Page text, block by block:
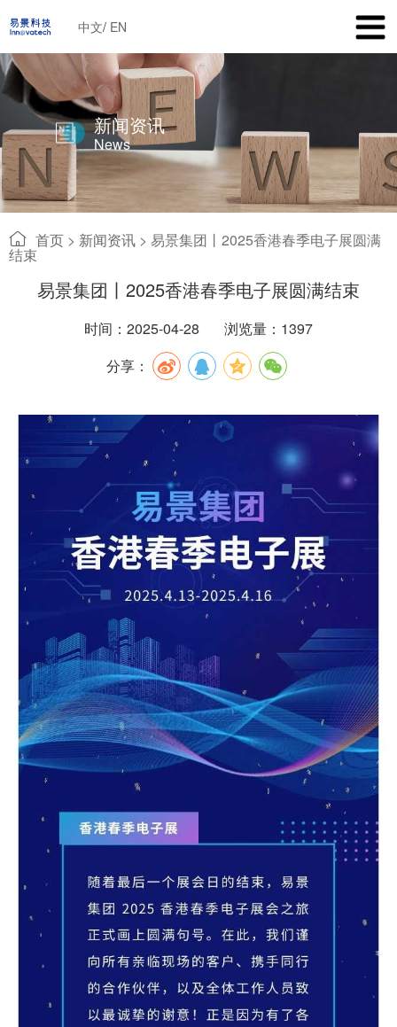
中文/ EN
新闻资讯
News
首页 > 新闻资讯 > 易景集团丨2025香港春季电子展圆满
结束
易景集团丨2025香港春季电子展圆满结束
时间：2025-04-28
浏览量：1397
分享：